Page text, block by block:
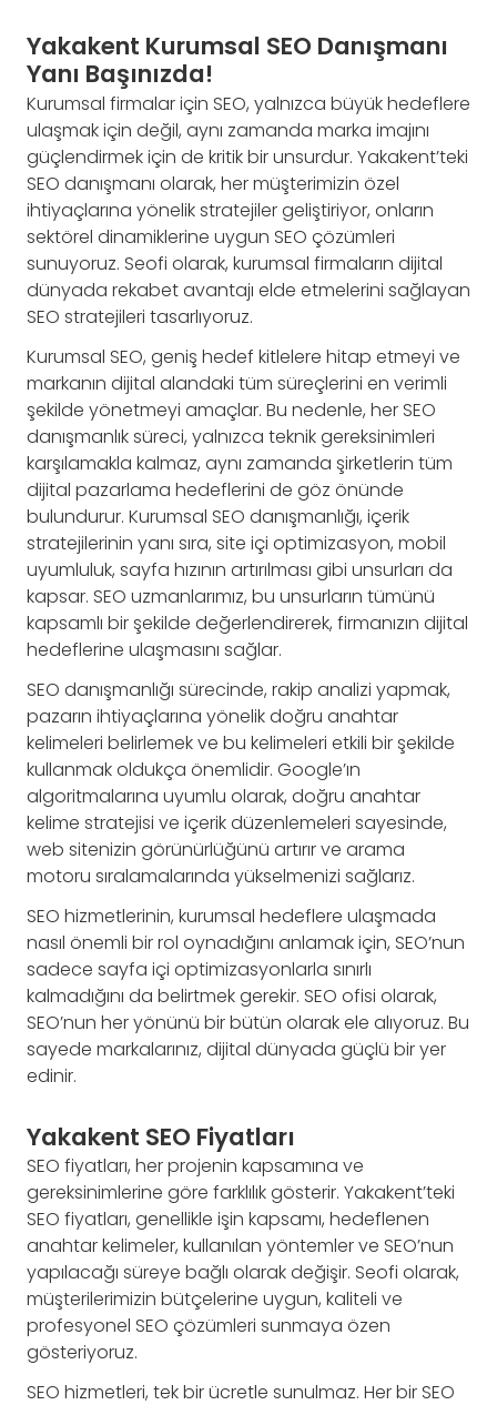
Yakakent Kurumsal SEO Danışmanı
Yanı Başınızda!
Kurumsal firmalar için SEO, yalnızca büyük hedeflere
ulaşmak için değil, aynı zamanda marka imajını
güçlendirmek için de kritik bir unsurdur. Yakakent’teki
SEO danışmanı olarak, her müşterimizin özel
ihtiyaçlarına yönelik stratejiler geliştiriyor, onların
sektörel dinamiklerine uygun SEO çözümleri
sunuyoruz. Seofi olarak, kurumsal firmaların dijital
dünyada rekabet avantajı elde etmelerini sağlayan
SEO stratejileri tasarlıyoruz.
Kurumsal SEO, geniş hedef kitlelere hitap etmeyi ve
markanın dijital alandaki tüm süreçlerini en verimli
şekilde yönetmeyi amaçlar. Bu nedenle, her SEO
danışmanlık süreci, yalnızca teknik gereksinimleri
karşılamakla kalmaz, aynı zamanda şirketlerin tüm
dijital pazarlama hedeflerini de göz önünde
bulundurur. Kurumsal SEO danışmanlığı, içerik
stratejilerinin yanı sıra, site içi optimizasyon, mobil
uyumluluk, sayfa hızının artırılması gibi unsurları da
kapsar. SEO uzmanlarımız, bu unsurların tümünü
kapsamlı bir şekilde değerlendirerek, firmanızın dijital
hedeflerine ulaşmasını sağlar.
SEO danışmanlığı sürecinde, rakip analizi yapmak,
pazarın ihtiyaçlarına yönelik doğru anahtar
kelimeleri belirlemek ve bu kelimeleri etkili bir şekilde
kullanmak oldukça önemlidir. Google’ın
algoritmalarına uyumlu olarak, doğru anahtar
kelime stratejisi ve içerik düzenlemeleri sayesinde,
web sitenizin görünürlüğünü artırır ve arama
motoru sıralamalarında yükselmenizi sağlarız.
SEO hizmetlerinin, kurumsal hedeflere ulaşmada
nasıl önemli bir rol oynadığını anlamak için, SEO’nun
sadece sayfa içi optimizasyonlarla sınırlı
kalmadığını da belirtmek gerekir. SEO ofisi olarak,
SEO’nun her yönünü bir bütün olarak ele alıyoruz. Bu
sayede markalarınız, dijital dünyada güçlü bir yer
edinir.
Yakakent SEO Fiyatları
SEO fiyatları, her projenin kapsamına ve
gereksinimlerine göre farklılık gösterir. Yakakent’teki
SEO fiyatları, genellikle işin kapsamı, hedeflenen
anahtar kelimeler, kullanılan yöntemler ve SEO’nun
yapılacağı süreye bağlı olarak değişir. Seofi olarak,
müşterilerimizin bütçelerine uygun, kaliteli ve
profesyonel SEO çözümleri sunmaya özen
gösteriyoruz.
SEO hizmetleri, tek bir ücretle sunulmaz. Her bir SEO